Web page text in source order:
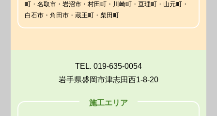
町・名取市・岩沼市・村田町・川崎町・亘理町・山元町・
白石市・角田市・蔵王町・柴田町
TEL. 019-635-0054
岩手県盛岡市津志田西1-8-20
施工エリア